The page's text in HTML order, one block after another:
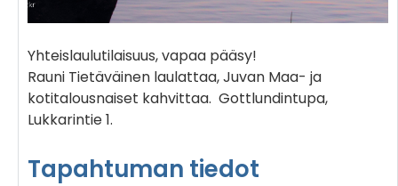
Yhteislaulutilaisuus, vapaa pääsy!
Rauni Tietäväinen laulattaa, Juvan Maa- ja
kotitalousnaiset kahvittaa. Gottlundintupa,
Lukkarintie 1.
Tapahtuman tiedot